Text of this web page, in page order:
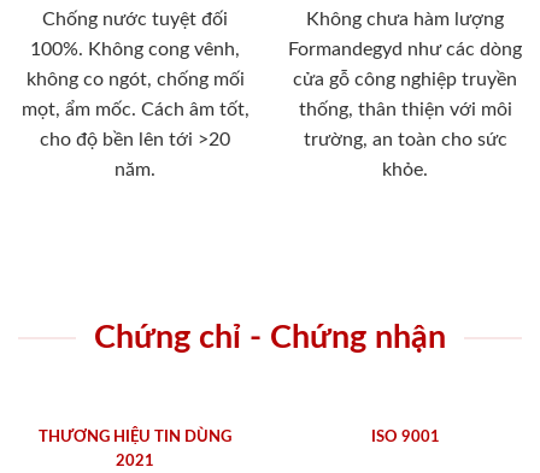
Chống nước tuyệt đối
100%. Không cong vênh,
không co ngót, chống mối
mọt, ẩm mốc. Cách âm tốt,
cho độ bền lên tới >20
năm.
Không chưa hàm lượng
Formandegyd như các dòng
cửa gỗ công nghiệp truyền
thống, thân thiện với môi
trường, an toàn cho sức
khỏe.
Chứng chỉ - Chứng nhận
THƯƠNG HIỆU TIN DÙNG
2021
ISO 9001